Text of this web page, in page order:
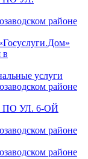
районе
в
услуги
районе
УЛ. 6-ОЙ
районе
районе